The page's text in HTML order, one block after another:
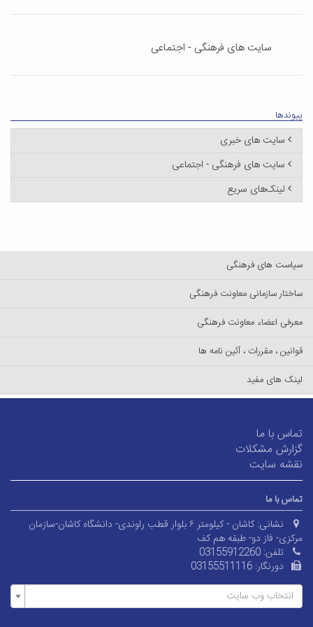
سایت های فرهنگی - اجتماعی
پیوندها
سایت های خبری
سایت های فرهنگی - اجتماعی
لینک‌های سریع
سیاست های فرهنگی
ساختار سازمانی معاونت فرهنگی
معرفی اعضاء معاونت فرهنگی
قوانین ، مقررات ، آئین نامه ها
لینک های مفید
تماس با ما
گزارش مشکلات
نقشه سایت
تماس با ما
نشانی:
کاشان - کیلومتر ۶ بلوار قطب راوندی- دانشگاه کاشان-سازمان
مرکزی- فاز دو- طبقه هم کف
تلفن: 03155912260
دورنگار: 03155511116
انتخاب وب سایت